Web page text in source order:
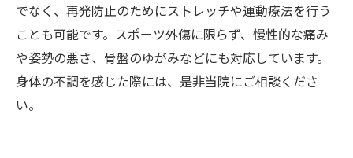
でなく、再発防止のためにストレッチや運動療法を行う
ことも可能です。スポーツ外傷に限らず、慢性的な痛み
や姿勢の悪さ、骨盤のゆがみなどにも対応しています。
身体の不調を感じた際には、是非当院にご相談くださ
い。